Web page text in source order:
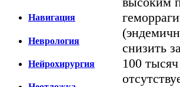
Навигация
Неврология
Нейрохирургия
снизить
100